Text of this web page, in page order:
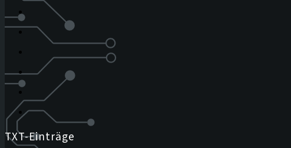
TXT-Einträge